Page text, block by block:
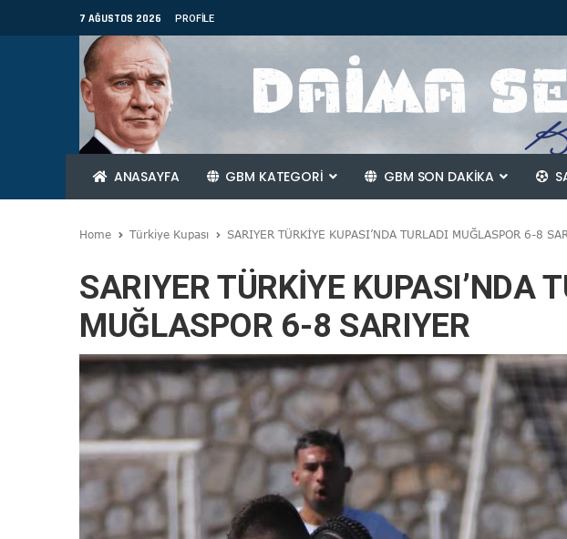
7 AĞUSTOS 2026 PROFILE
ANASAYFA GBM KATEGORİ GBM SON DAKİKA
Home Türkiye Kupası SARIYER TÜRKİYE KUPASI’NDA TURLADI MUĞLASPOR 6-8
SARIYER TÜRKİYE KUPASI’NDA
MUĞLASPOR 6-8 SARIYER